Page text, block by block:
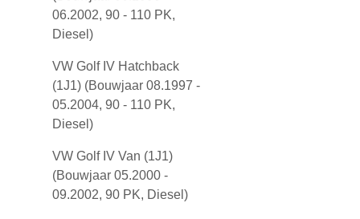
06.2002, 90 - 110 PK,
Diesel)
VW Golf IV Hatchback
(1J1) (Bouwjaar 08.1997 -
05.2004, 90 - 110 PK,
Diesel)
VW Golf IV Van (1J1)
(Bouwjaar 05.2000 -
09.2002, 90 PK, Diesel)